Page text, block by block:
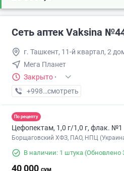
Сеть аптек Vaksina
г. Ташкент, 11-й квартал, 2
Мега Планет
Закрыто ·
+998 (77) XXX-XX-XX
смотреть
По рецепту
Цефопектам, 1,0 г/1,0 г, флак. №1
Борщаговский ХФЗ, ПАО, НПЦ
В наличии: 1 штука (Обновлено
40 000